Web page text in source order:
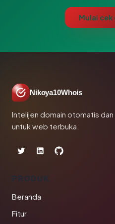
Mulai
Nikoya10Whois
Intelijen domain otomatis
untuk web terbuka.
PRODUK
Beranda
Fitur